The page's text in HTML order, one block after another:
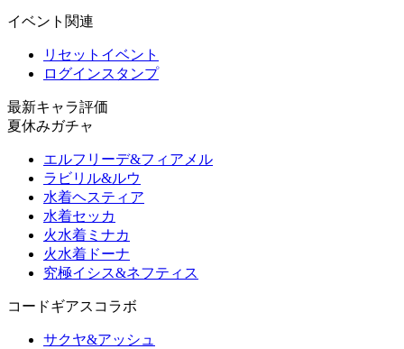
イベント関連
リセットイベント
ログインスタンプ
最新キャラ評価
夏休みガチャ
エルフリーデ&フィアメル
ラビリル&ルウ
水着ヘスティア
水着セッカ
火水着ミナカ
火水着ドーナ
究極イシス&ネフティス
コードギアスコラボ
サクヤ&アッシュ